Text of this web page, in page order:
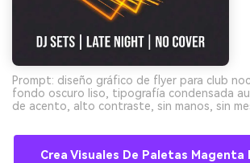
Prompt: diseño gráfico de flyer para club
fondo oscuro liso, tipografía condensada
de acento, alto contraste, sin manos, sin
Crea Visuales De Paletas Magenta